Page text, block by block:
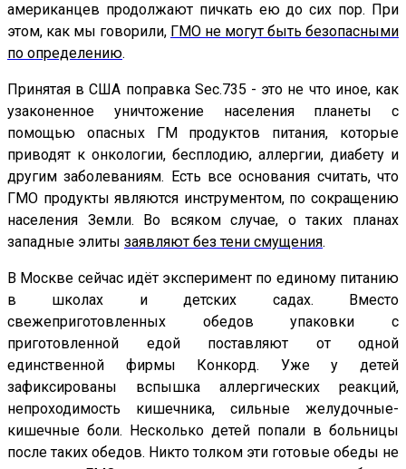
американцев продолжают пичкать ею до сих пор. При
этом, как мы говорили, ГМО не могут быть безопасными
по определению.
Принятая в США поправка Sec.735 - это не что иное, как
узаконенное уничтожение населения планеты с
помощью опасных ГМ продуктов питания, которые
приводят к онкологии, бесплодию, аллергии, диабету и
другим заболеваниям. Есть все основания считать, что
ГМО продукты являются инструментом, по сокращению
населения Земли. Во всяком случае, о таких планах
западные элиты заявляют без тени смущения.
В Москве сейчас идёт эксперимент по единому питанию
в школах и детских садах. Вместо
свежеприготовленных обедов упаковки с
приготовленной едой поставляют от одной
единственной фирмы Конкорд. Уже у детей
зафиксированы вспышка аллергических реакций,
непроходимость кишечника, сильные желудочные-
кишечные боли. Несколько детей попали в больницы
после таких обедов. Никто толком эти готовые обеды не